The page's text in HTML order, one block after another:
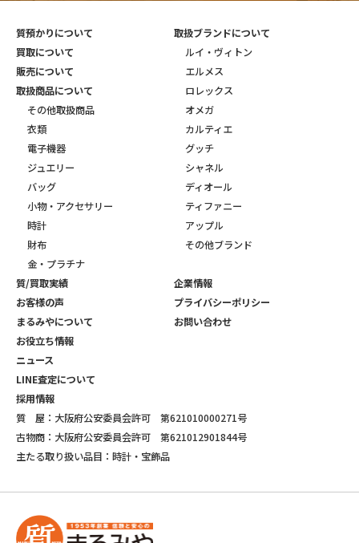
質預かりについて
買取について
販売について
取扱商品について
その他取扱商品
衣類
電子機器
ジュエリー
バッグ
小物・アクセサリー
時計
財布
金・プラチナ
取扱ブランドについて
ルイ・ヴィトン
エルメス
ロレックス
オメガ
カルティエ
グッチ
シャネル
ディオール
ティファニー
アップル
その他ブランド
質/買取実績
お客様の声
まるみやについて
お役立ち情報
ニュース
LINE査定について
採用情報
企業情報
プライバシーポリシー
お問い合わせ
質 屋：大阪府公安委員会許可 第621010000271号
古物商：大阪府公安委員会許可 第621012901844号
主たる取り扱い品目：時計・宝飾品